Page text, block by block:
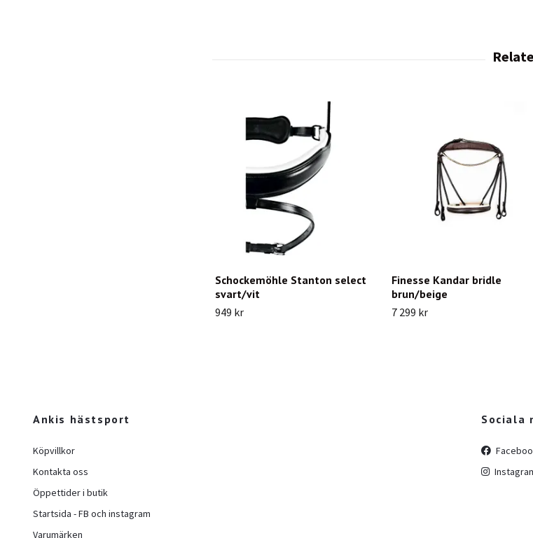
Schockemöhle Stanton select
svart/vit
949 kr
Finesse Kandar bridle
brun/beige
7 299 kr
Ankis hästsport
Köpvillkor
Kontakta oss
Öppettider i butik
Startsida - FB och instagram
Varumärken
Sociala